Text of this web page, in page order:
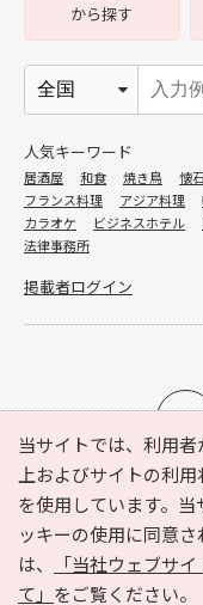
当サイトでは、利用
上およびサイトの利
を使用しています。
ッキーの使用に同意
は、
「当社ウェブサ
て」 をご覧ください。
e-NAVITA（イーナビ
利用規約
個人
サイトマップ
から探す
人気キーワード
居酒屋 和食 焼き鳥 懐
フランス料理
アジア料理
カラオケ
ビジネスホテル
法律事務所
掲載者ログイン